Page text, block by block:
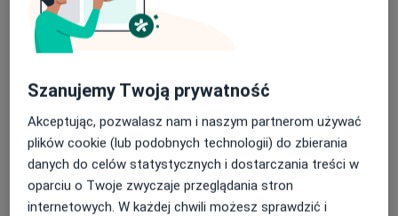
Zdjęcia i filmy
Zobacz galerię (10)
Szanujemy Twoją prywatność
Akceptując, pozwalasz nam i naszym partnerom używać
plików cookie (lub podobnych technologii) do zbierania
danych do celów statystycznych i dostarczania treści w
oparciu o Twoje zwyczaje przeglądania stron
internetowych. W każdej chwili możesz sprawdzić i